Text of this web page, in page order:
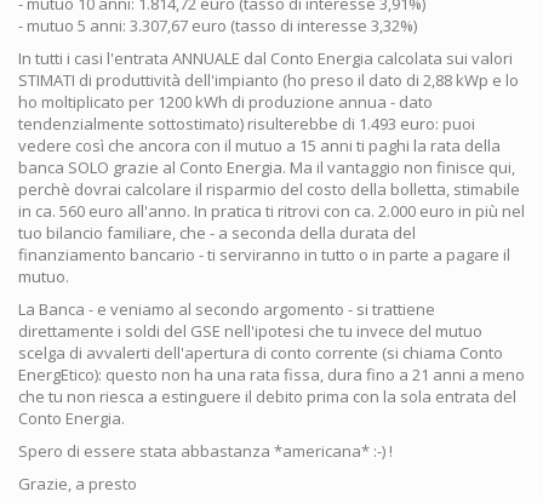
- mutuo 5 anni: 3.307,67 euro (tasso di interesse 3,32%)
In tutti i casi l'entrata ANNUALE dal Conto Energia calcolata sui valori
STIMATI di produttività dell'impianto (ho preso il dato di 2,88 kWp e lo
ho moltiplicato per 1200 kWh di produzione annua - dato
tendenzialmente sottostimato) risulterebbe di 1.493 euro: puoi
vedere così che ancora con il mutuo a 15 anni ti paghi la rata della
banca SOLO grazie al Conto Energia. Ma il vantaggio non finisce qui,
perchè dovrai calcolare il risparmio del costo della bolletta, stimabile
in ca. 560 euro all'anno. In pratica ti ritrovi con ca. 2.000 euro in più nel
tuo bilancio familiare, che - a seconda della durata del
finanziamento bancario - ti serviranno in tutto o in parte a pagare il
mutuo.
La Banca - e veniamo al secondo argomento - si trattiene
direttamente i soldi del GSE nell'ipotesi che tu invece del mutuo
scelga di avvalerti dell'apertura di conto corrente (si chiama Conto
EnergEtico): questo non ha una rata fissa, dura fino a 21 anni a meno
che tu non riesca a estinguere il debito prima con la sola entrata del
Conto Energia.
Spero di essere stata abbastanza *americana* :-) !
Grazie, a presto